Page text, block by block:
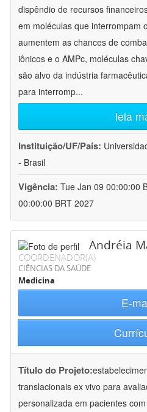
dispêndio de recursos
em moléculas que interrompam
aumentem as chances de
iônicos e o AMPc, moléculas
são alvo da indústria
para interromp...
leia
Instituição/UF/País:
- Brasil
Vigência: Tue Jan 09 00:00:00
00:00:00 BRT 2027
Andréia
COORDENADOR(A)
CIÊNCIAS DA SAÚDE
Medicina
E-
Título do Projeto:
translacionais ex vivo para
personalizada em pacientes